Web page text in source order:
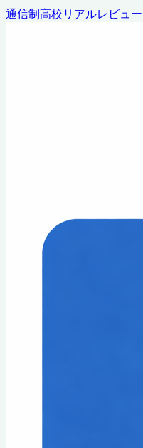
通信制高校リアルレビュー